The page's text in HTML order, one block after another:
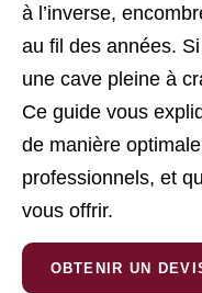
à l’inverse,
au fil des années.
une cave pleine à
Ce guide vous
de manière
professionnels, et
vous offrir.
OBTENIR UN